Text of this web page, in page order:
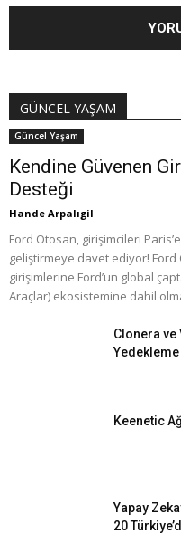
GÜNCEL YAŞAM
Güncel Yaşam
Kendine Güvenen
Desteği
Hande Arpalıgil
Ford Otosan, girişimcileri
geliştirmeye davet ediyor!
girişimlerine Ford’un global
Araçlar) ekosistemine dahil
Clonera ve
Keenetic
Yapay
20